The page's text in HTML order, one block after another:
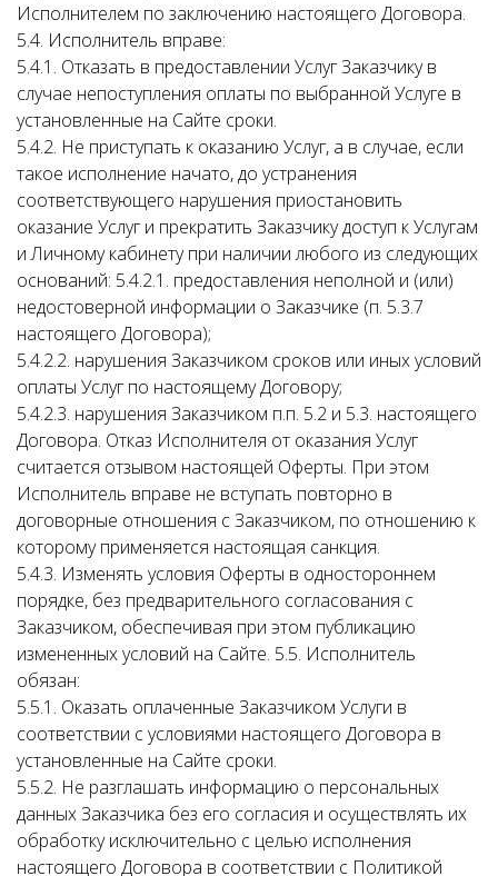
Исполнителем по заключению настоящего Договора.
5.4. Исполнитель вправе:
5.4.1. Отказать в предоставлении Услуг Заказчику в
случае непоступления оплаты по выбранной Услуге в
установленные на Сайте сроки.
5.4.2. Не приступать к оказанию Услуг, а в случае, если
такое исполнение начато, до устранения
соответствующего нарушения приостановить
оказание Услуг и прекратить Заказчику доступ к Услугам
и Личному кабинету при наличии любого из следующих
оснований: 5.4.2.1. предоставления неполной и (или)
недостоверной информации о Заказчике (п. 5.3.7
настоящего Договора);
5.4.2.2. нарушения Заказчиком сроков или иных условий
оплаты Услуг по настоящему Договору;
5.4.2.3. нарушения Заказчиком п.п. 5.2 и 5.3. настоящего
Договора. Отказ Исполнителя от оказания Услуг
считается отзывом настоящей Оферты. При этом
Исполнитель вправе не вступать повторно в
договорные отношения с Заказчиком, по отношению к
которому применяется настоящая санкция.
5.4.3. Изменять условия Оферты в одностороннем
порядке, без предварительного согласования с
Заказчиком, обеспечивая при этом публикацию
измененных условий на Сайте. 5.5. Исполнитель
обязан:
5.5.1. Оказать оплаченные Заказчиком Услуги в
соответствии с условиями настоящего Договора в
установленные на Сайте сроки.
5.5.2. Не разглашать информацию о персональных
данных Заказчика без его согласия и осуществлять их
обработку исключительно с целью исполнения
настоящего Договора в соответствии с Политикой